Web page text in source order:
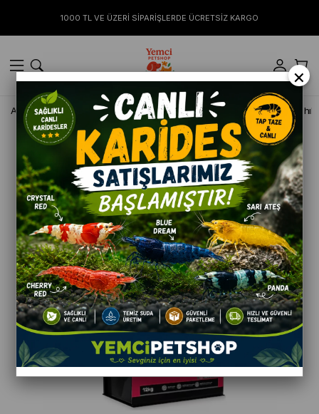
1000 TL VE ÜZERİ SİPARİŞLERDE ÜCRETSİZ KARGO
Anasayfa KÖPEK Kuru Mamalar
×